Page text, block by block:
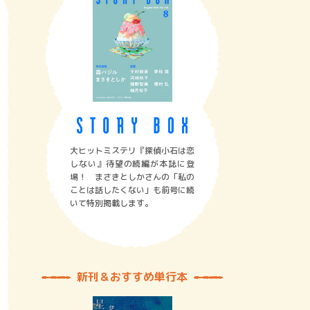
大ヒットミステリ『探偵小石は恋
しない』待望の続編が本誌に登
場！ まさきとしかさんの「私の
ことは話したくない」も前号に続
いて特別掲載します。
新刊＆おすすめ単行本